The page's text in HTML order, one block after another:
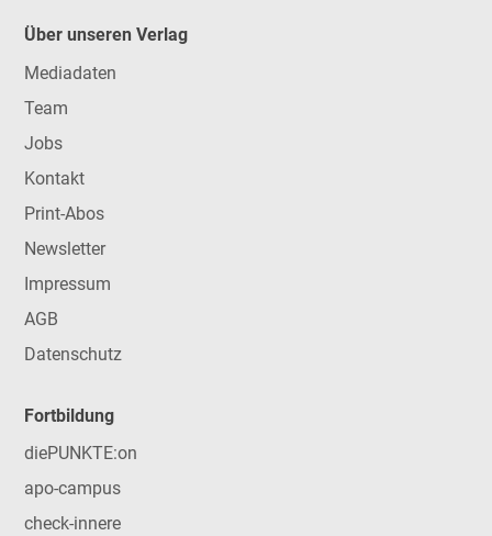
Über unseren Verlag
Mediadaten
Team
Jobs
Kontakt
Print-Abos
Newsletter
Impressum
AGB
Datenschutz
Fortbildung
diePUNKTE:on
apo-campus
check-innere